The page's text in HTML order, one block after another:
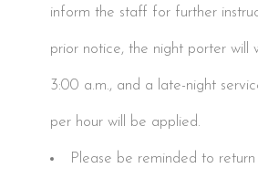
inform the staff for further
prior notice, the night porter will
3:00 a.m., and a late-night
per hour will be applied.
Please be reminded to